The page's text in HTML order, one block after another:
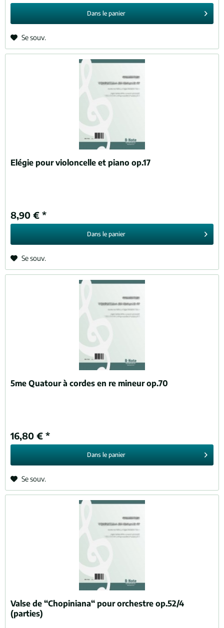
Dans le panier
Se souv.
Elégie pour violoncelle et piano op.17
8,90 € *
Dans le panier
Se souv.
5me Quatour à cordes en re mineur op.70
16,80 € *
Dans le panier
Se souv.
Valse de “Chopiniana“ pour orchestre op.52/4
(parties)